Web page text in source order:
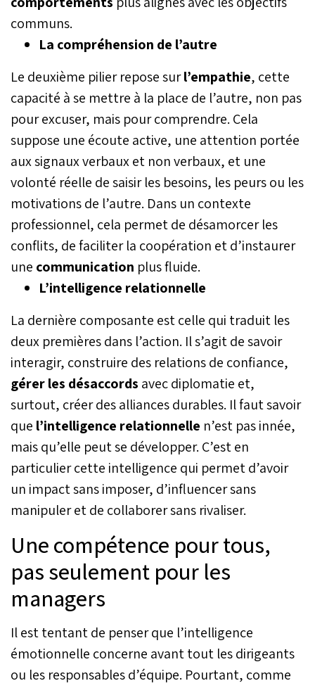
communs.
La compréhension de l’autre
Le deuxième pilier repose surl’empathie, cette
capacité à se mettre à la place de l’autre, non pas
pour excuser, mais pour comprendre. Cela
suppose une écoute active, une attention portée
aux signaux verbaux et non verbaux, et une
volonté réelle de saisir les besoins, les peurs ou les
motivations de l’autre. Dans un contexte
professionnel, cela permet de désamorcer les
conflits, de faciliter la coopération et d’instaurer
une communication plus fluide.
L’intelligence relationnelle
La dernière composante est celle qui traduit les
deux premières dans l’action. Il s’agit de savoir
interagir, construire des relations de confiance,
gérerles désaccords avec diplomatie et,
surtout, créer des alliances durables. Il faut savoir
que l’intelligence relationnelle n’est pas innée,
mais qu’elle peut se développer. C’est en
particulier cette intelligence qui permet d’avoir
un impact sans imposer, d’influencer sans
manipuler et de collaborer sans rivaliser.
Une compétence pour tous,
pas seulement pour les
managers
Il est tentant de penser que l’intelligence
émotionnelle concerne avant tout les dirigeants
ou les responsables d’équipe. Pourtant, comme